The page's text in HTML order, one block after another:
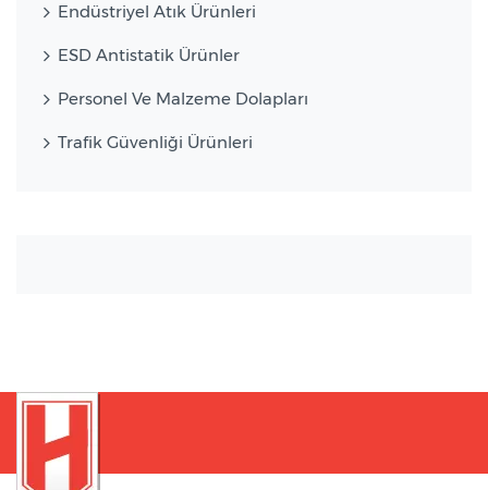
Endüstriyel Atık Ürünleri
ESD Antistatik Ürünler
Personel Ve Malzeme Dolapları
Trafik Güvenliği Ürünleri